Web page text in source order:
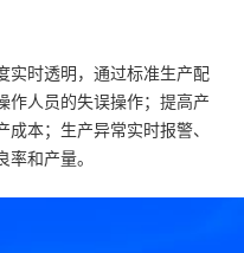
实时透明，通过标准生产配
作人员的失误操作；提高产
成本；生产异常实时报警、
和产量。